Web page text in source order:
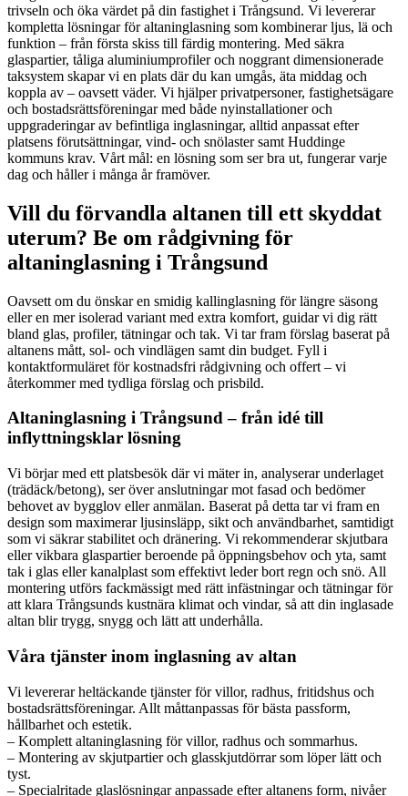
trivseln och öka värdet på din fastighet i Trångsund. Vi levererar
kompletta lösningar för altaninglasning som kombinerar ljus, lä och
funktion – från första skiss till färdig montering. Med säkra
glaspartier, tåliga aluminiumprofiler och noggrant dimensionerade
taksystem skapar vi en plats där du kan umgås, äta middag och
koppla av – oavsett väder. Vi hjälper privatpersoner, fastighetsägare
och bostadsrättsföreningar med både nyinstallationer och
uppgraderingar av befintliga inglasningar, alltid anpassat efter
platsens förutsättningar, vind- och snölaster samt Huddinge
kommuns krav. Vårt mål: en lösning som ser bra ut, fungerar varje
dag och håller i många år framöver.
Vill du förvandla altanen till ett skyddat
uterum? Be om rådgivning för
altaninglasning i Trångsund
Oavsett om du önskar en smidig kallinglasning för längre säsong
eller en mer isolerad variant med extra komfort, guidar vi dig rätt
bland glas, profiler, tätningar och tak. Vi tar fram förslag baserat på
altanens mått, sol- och vindlägen samt din budget. Fyll i
kontaktformuläret för kostnadsfri rådgivning och offert – vi
återkommer med tydliga förslag och prisbild.
Altaninglasning i Trångsund – från idé till
inflyttningsklar lösning
Vi börjar med ett platsbesök där vi mäter in, analyserar underlaget
(trädäck/betong), ser över anslutningar mot fasad och bedömer
behovet av bygglov eller anmälan. Baserat på detta tar vi fram en
design som maximerar ljusinsläpp, sikt och användbarhet, samtidigt
som vi säkrar stabilitet och dränering. Vi rekommenderar skjutbara
eller vikbara glaspartier beroende på öppningsbehov och yta, samt
tak i glas eller kanalplast som effektivt leder bort regn och snö. All
montering utförs fackmässigt med rätt infästningar och tätningar för
att klara Trångsunds kustnära klimat och vindar, så att din inglasade
altan blir trygg, snygg och lätt att underhålla.
Våra tjänster inom inglasning av altan
Vi levererar heltäckande tjänster för villor, radhus, fritidshus och
bostadsrättsföreningar. Allt måttanpassas för bästa passform,
hållbarhet och estetik.
– Komplett altaninglasning för villor, radhus och sommarhus.
– Montering av skjutpartier och glasskjutdörrar som löper lätt och
tyst.
– Specialritade glaslösningar anpassade efter altanens form, nivåer